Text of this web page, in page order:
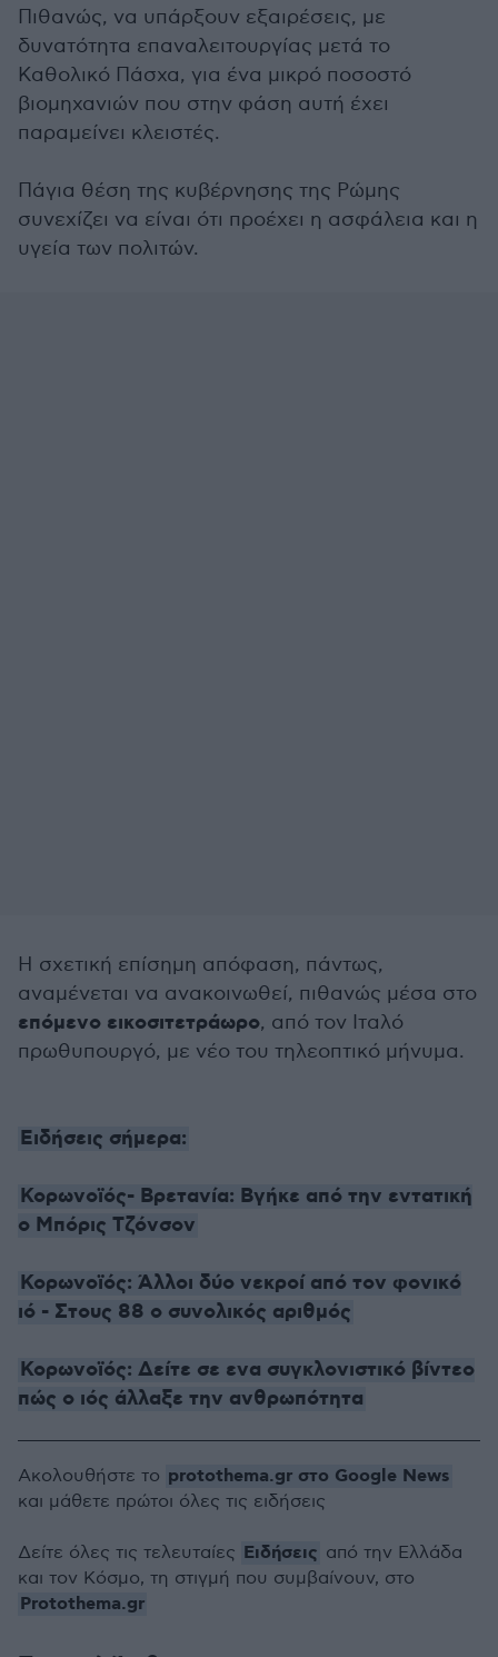
Πιθανώς, να υπάρξουν εξαιρέσεις, με
δυνατότητα επαναλειτουργίας μετά το
Καθολικό Πάσχα, για ένα μικρό ποσοστό
βιομηχανιών που στην φάση αυτή έχει
παραμείνει κλειστές.
Πάγια θέση της κυβέρνησης της Ρώμης
συνεχίζει να είναι ότι προέχει η ασφάλεια και η
υγεία των πολιτών.
Η σχετική επίσημη απόφαση, πάντως,
αναμένεται να ανακοινωθεί, πιθανώς μέσα στο
επόμενο εικοσιτετράωρο, από τον Ιταλό
πρωθυπουργό, με νέο του τηλεοπτικό μήνυμα.
Ειδήσεις σήμερα:
Κορωνοϊός- Βρετανία: Βγήκε από την εντατική
ο Μπόρις Τζόνσον
Κορωνοϊός: Άλλοι δύο νεκροί από τον φονικό
ιό - Στους 88 ο συνολικός αριθμός
Κορωνοϊός: Δείτε σε ενα συγκλονιστικό βίντεο
πώς ο ιός άλλαξε την ανθρωπότητα
Ακολουθήστε το protothema.gr στο Google News
και μάθετε πρώτοι όλες τις ειδήσεις
Δείτε όλες τις τελευταίες Ειδήσεις από την Ελλάδα
και τον Κόσμο, τη στιγμή που συμβαίνουν, στο
Protothema.gr